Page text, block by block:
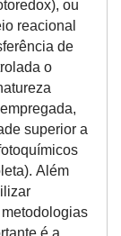
ou
reacional
de
o
superior a
Além
é a